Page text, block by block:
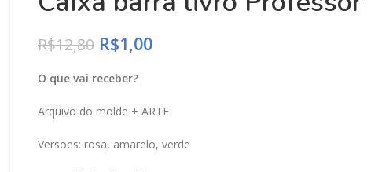
R$12,80 R$1,00
O que vai receber?
Arquivo do molde + ARTE
Versões: rosa, amarelo, verde